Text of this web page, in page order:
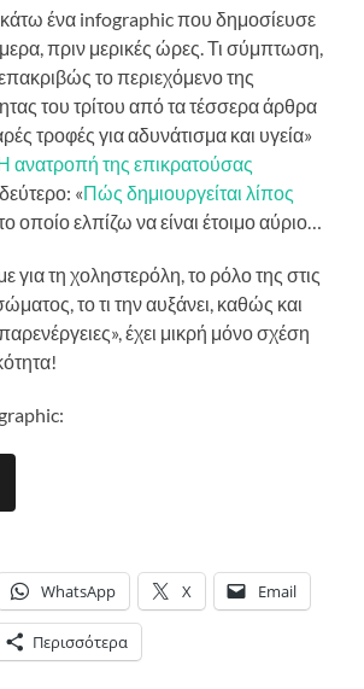
ένα infographic που δημοσίευσε
πριν μερικές ώρες. Τι σύμπτωση,
το περιεχόμενο της
του τρίτου από τα τέσσερα άρθρα
τροφές για αδυνάτισμα και υγεία»
ανατροπή της επικρατούσας
«Πώς δημιουργείται λίπος
οποίο ελπίζω να είναι έτοιμο αύριο…
για τη χοληστερόλη, το ρόλο της στις
το τι την αυξάνει, καθώς και
έχει μικρή μόνο σχέση
WhatsApp X Email
Περισσότερα